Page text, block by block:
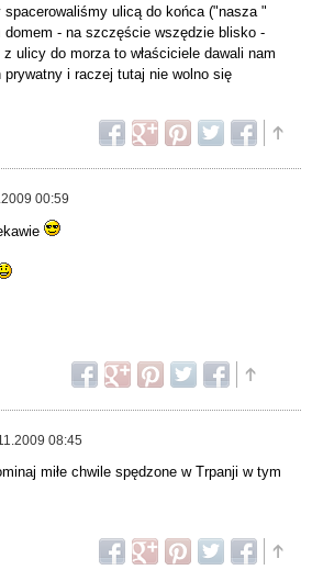
spacerowaliśmy ulicą do końca ("nasza "
domem - na szczęście wszędzie blisko -
ulicy do morza to właściciele dawali nam
i raczej tutaj nie wolno się
00:59
08:45
miłe chwile spędzone w Trpanji w tym